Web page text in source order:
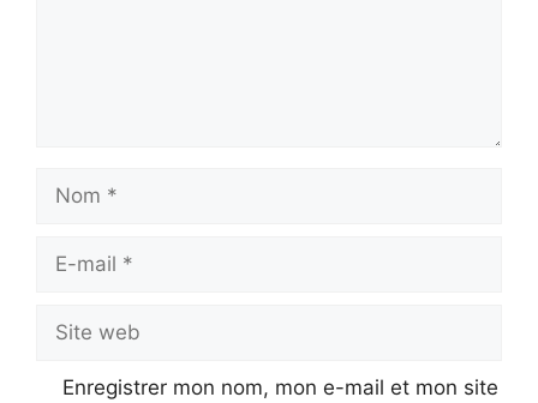
mail
web
Enregistrer mon nom, mon e-mail et mon site